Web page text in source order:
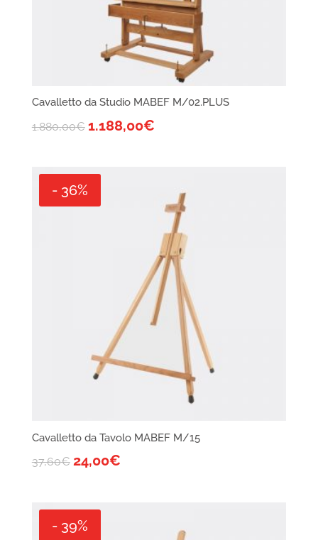
Cavalletto da Studio MABEF M/02.PLUS
1.880,00€ 1.188,00€
- 36%
Cavalletto da Tavolo MABEF M/15
37,60€ 24,00€
- 39%